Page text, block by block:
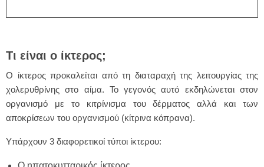
Τι είναι ο ίκτερος;
Ο ίκτερος προκαλείται από τη διαταραχή της λειτουργίας της
χολερυθρίνης στο αίμα. Το γεγονός αυτό εκδηλώνεται στον
οργανισμό με το κιτρίνισμα του δέρματος αλλά και των
αποκρίσεων του οργανισμού (κίτρινα κόπρανα).
Υπάρχουν 3 διαφορετικοί τύποι ίκτερου: